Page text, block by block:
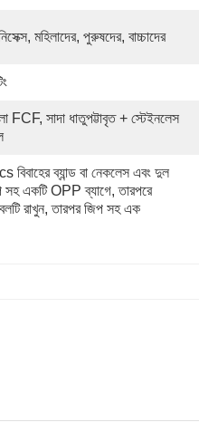
মহিলাদের, পুরুষদের, বাচ্চাদের
FCF, সাদা ধাতুপট্টাবৃত + স্টেইনলেস
বিবাহের ব্যান্ড বা নেকলেস এবং দুল
সহ একটি OPP ব্যাগে, তারপরে
রাখুন, তারপর জিপ সহ এক